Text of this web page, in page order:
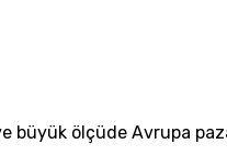
büyük ölçüde Avrupa